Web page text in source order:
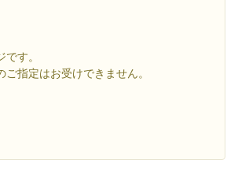
す。
指定はお受けできません。